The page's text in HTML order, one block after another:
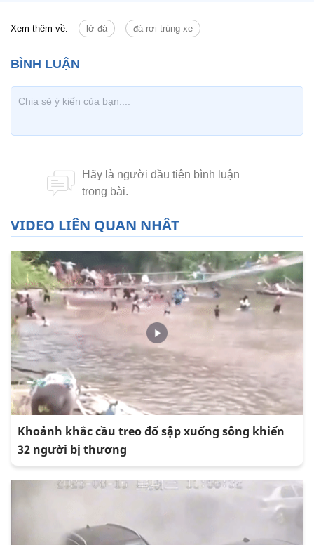
Xem thêm về: lở đá đá rơi trúng xe
VIDEO LIÊN QUAN NHẤT
Khoảnh khắc cầu treo đổ sập xuống sông khiến
32 người bị thương